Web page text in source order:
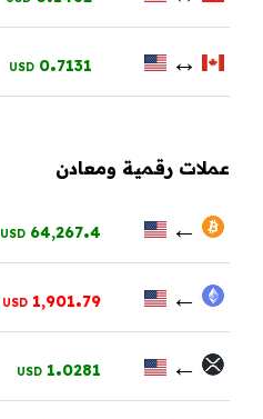
↔
0.7131
USD
عملات رقمية ومعادن
←
64,267.4
USD
←
1,901.79
USD
←
1.0281
USD